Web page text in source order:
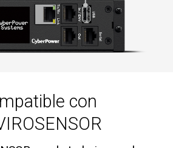
con